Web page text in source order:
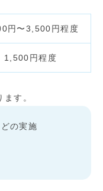
円〜3,500円程度
1,500円程度
す。
の実施